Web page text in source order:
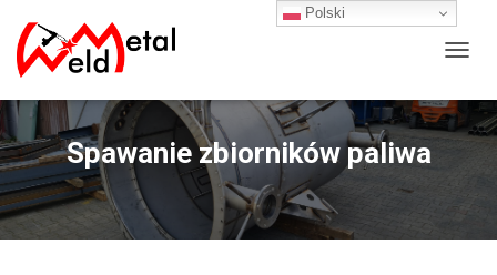
Z
E
Spawanie zbiorników paliwa
Polski